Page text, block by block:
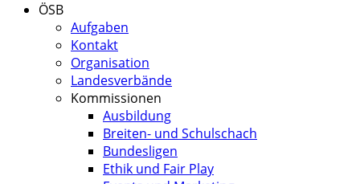
ÖSB
Aufgaben
Kontakt
Organisation
Landesverbände
Kommissionen
Ausbildung
Breiten- und Schulschach
Bundesligen
Ethik und Fair Play